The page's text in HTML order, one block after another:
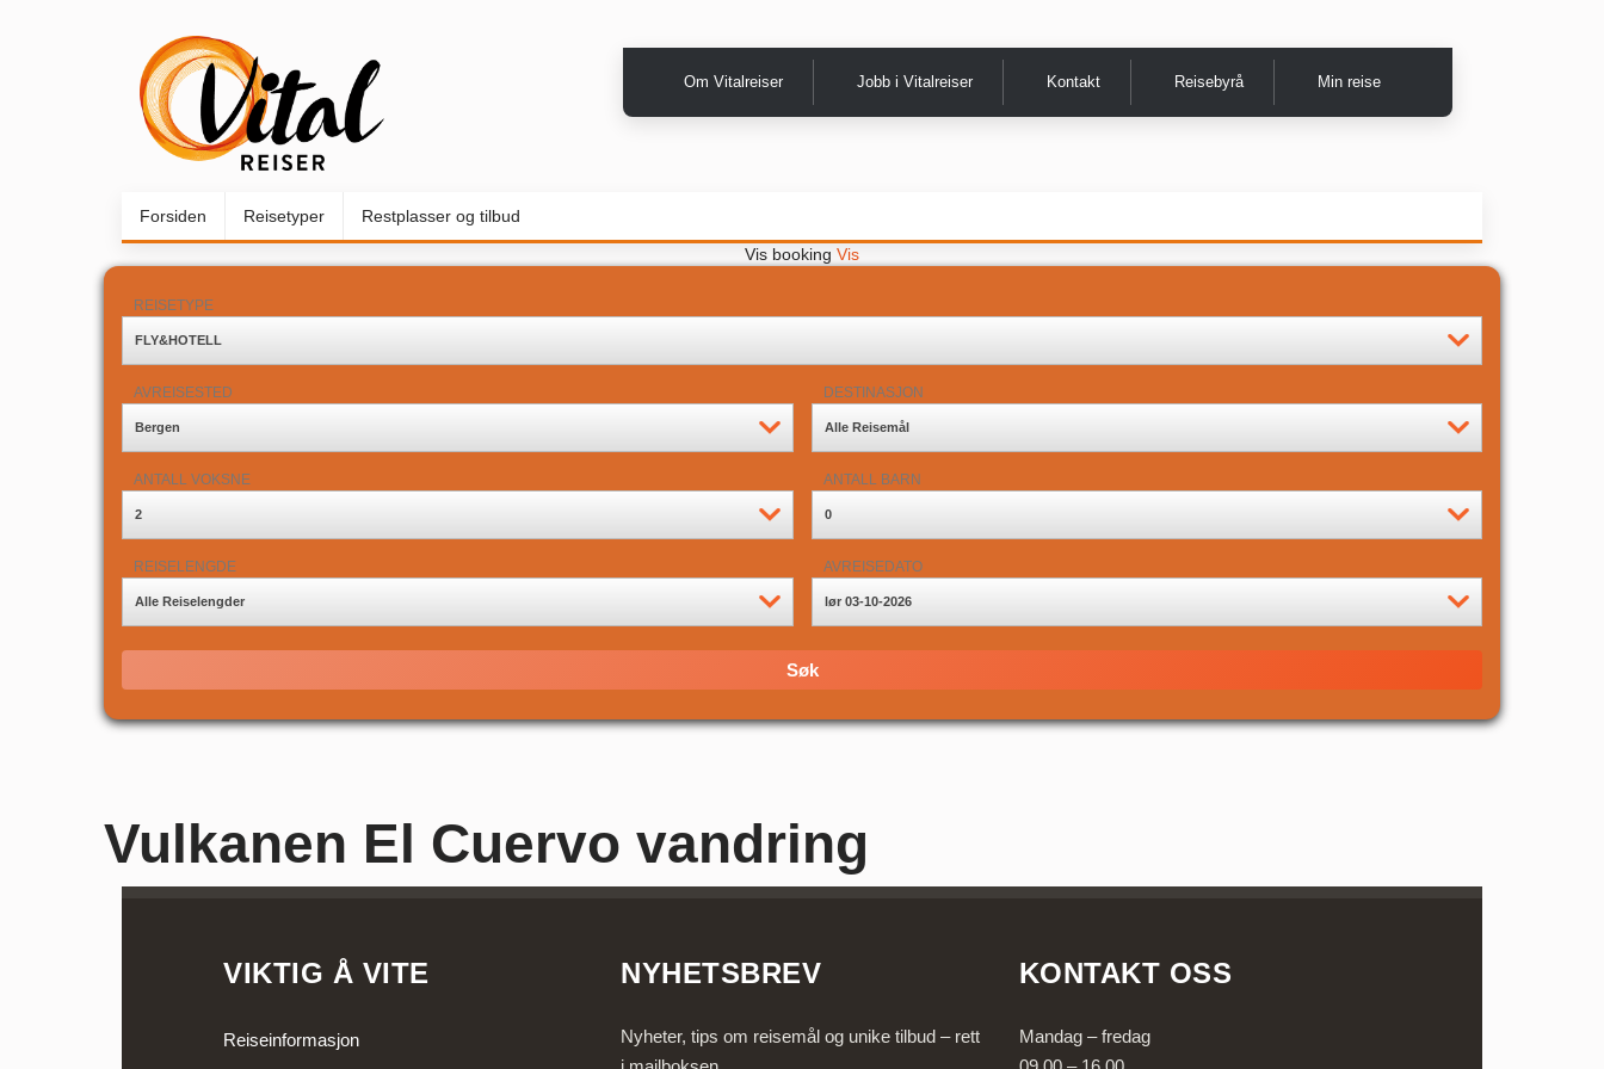
Forsiden Reisetyper Restplasser og tilbud
Om Vitalreiser Jobb i Vitalreiser Kontakt Reisebyrå Min reise
Vis booking Vis
REISETYPE
FLY&HOTELL
AVREISESTED
Bergen
DESTINASJON
Alle Reisemål
ANTALL VOKSNE
2
ANTALL BARN
0
REISELENGDE
Alle Reiselengder
AVREISEDATO
lør 03-10-2026
Vulkanen El Cuervo vandring
VIKTIG Å VITE
Reiseinformasjon
NYHETSBREV
Nyheter, tips om reisemål og unike tilbud – rett
KONTAKT OSS
Mandag – fredag